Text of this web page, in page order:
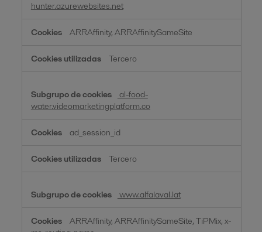
hunter.azurewebsites.net
ARRAffinity, ARRAffinitySameSite
Tercero
al-food-
water.videomarketingplatform.co
ad_session_id
Tercero
www.alfalaval.lat
ARRAffinity, ARRAffinitySameSite, TiPMix, x-